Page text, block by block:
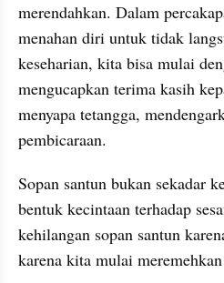
merendahkan. Dalam
menahan diri untuk tidak
keseharian, kita bisa mulai
mengucapkan terima kasih
menyapa tetangga,
pembicaraan.
Sopan santun bukan sekadar
bentuk kecintaan terhadap
kehilangan sopan santun
karena kita mulai